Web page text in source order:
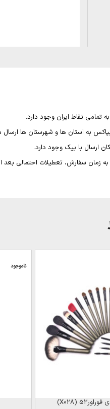
تمامی نقاط ایران وجود دارد.
به استان ها و شهرستان ها
ارسال با پیک وجود دارد.
تعطیلات احتمالی بعد از ثبت سفارش داشته و
ناموجود